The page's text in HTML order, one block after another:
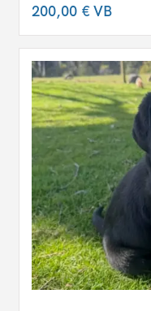
200,00 €VB